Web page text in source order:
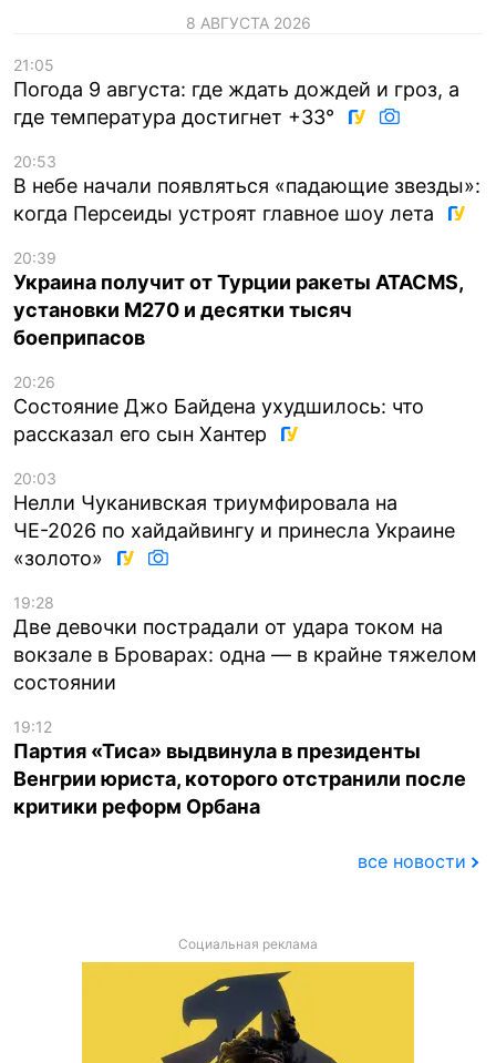
8 АВГУСТА 2026
21:05
Погода 9 августа: где ждать дождей и гроз, а
где температура достигнет +33°
20:53
В небе начали появляться «падающие звезды»:
когда Персеиды устроят главное шоу лета
20:39
Украина получит от Турции ракеты ATACMS,
установки M270 и десятки тысяч
боеприпасов
20:26
Состояние Джо Байдена ухудшилось: что
рассказал его сын Хантер
20:03
Нелли Чуканивская триумфировала на
ЧЕ-2026 по хайдайвингу и принесла Украине
«золото»
19:28
Две девочки пострадали от удара током на
вокзале в Броварах: одна — в крайне тяжелом
состоянии
19:12
Партия «Тиса» выдвинула в президенты
Венгрии юриста, которого отстранили после
критики реформ Орбана
все новости
Социальная реклама